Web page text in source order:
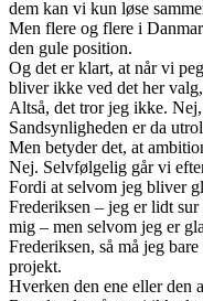
dem kan vi kun løse
Men flere og flere i
den gule position.
Og det er klart, at når vi
bliver ikke ved det her
Altså, det tror jeg ikke.
Sandsynligheden er da
Men betyder det, at
Nej. Selvfølgelig går vi
Fordi at selvom jeg bliver
Frederiksen – jeg er lidt
mig – men selvom jeg er
Frederiksen, så må jeg
projekt.
Hverken den ene eller den